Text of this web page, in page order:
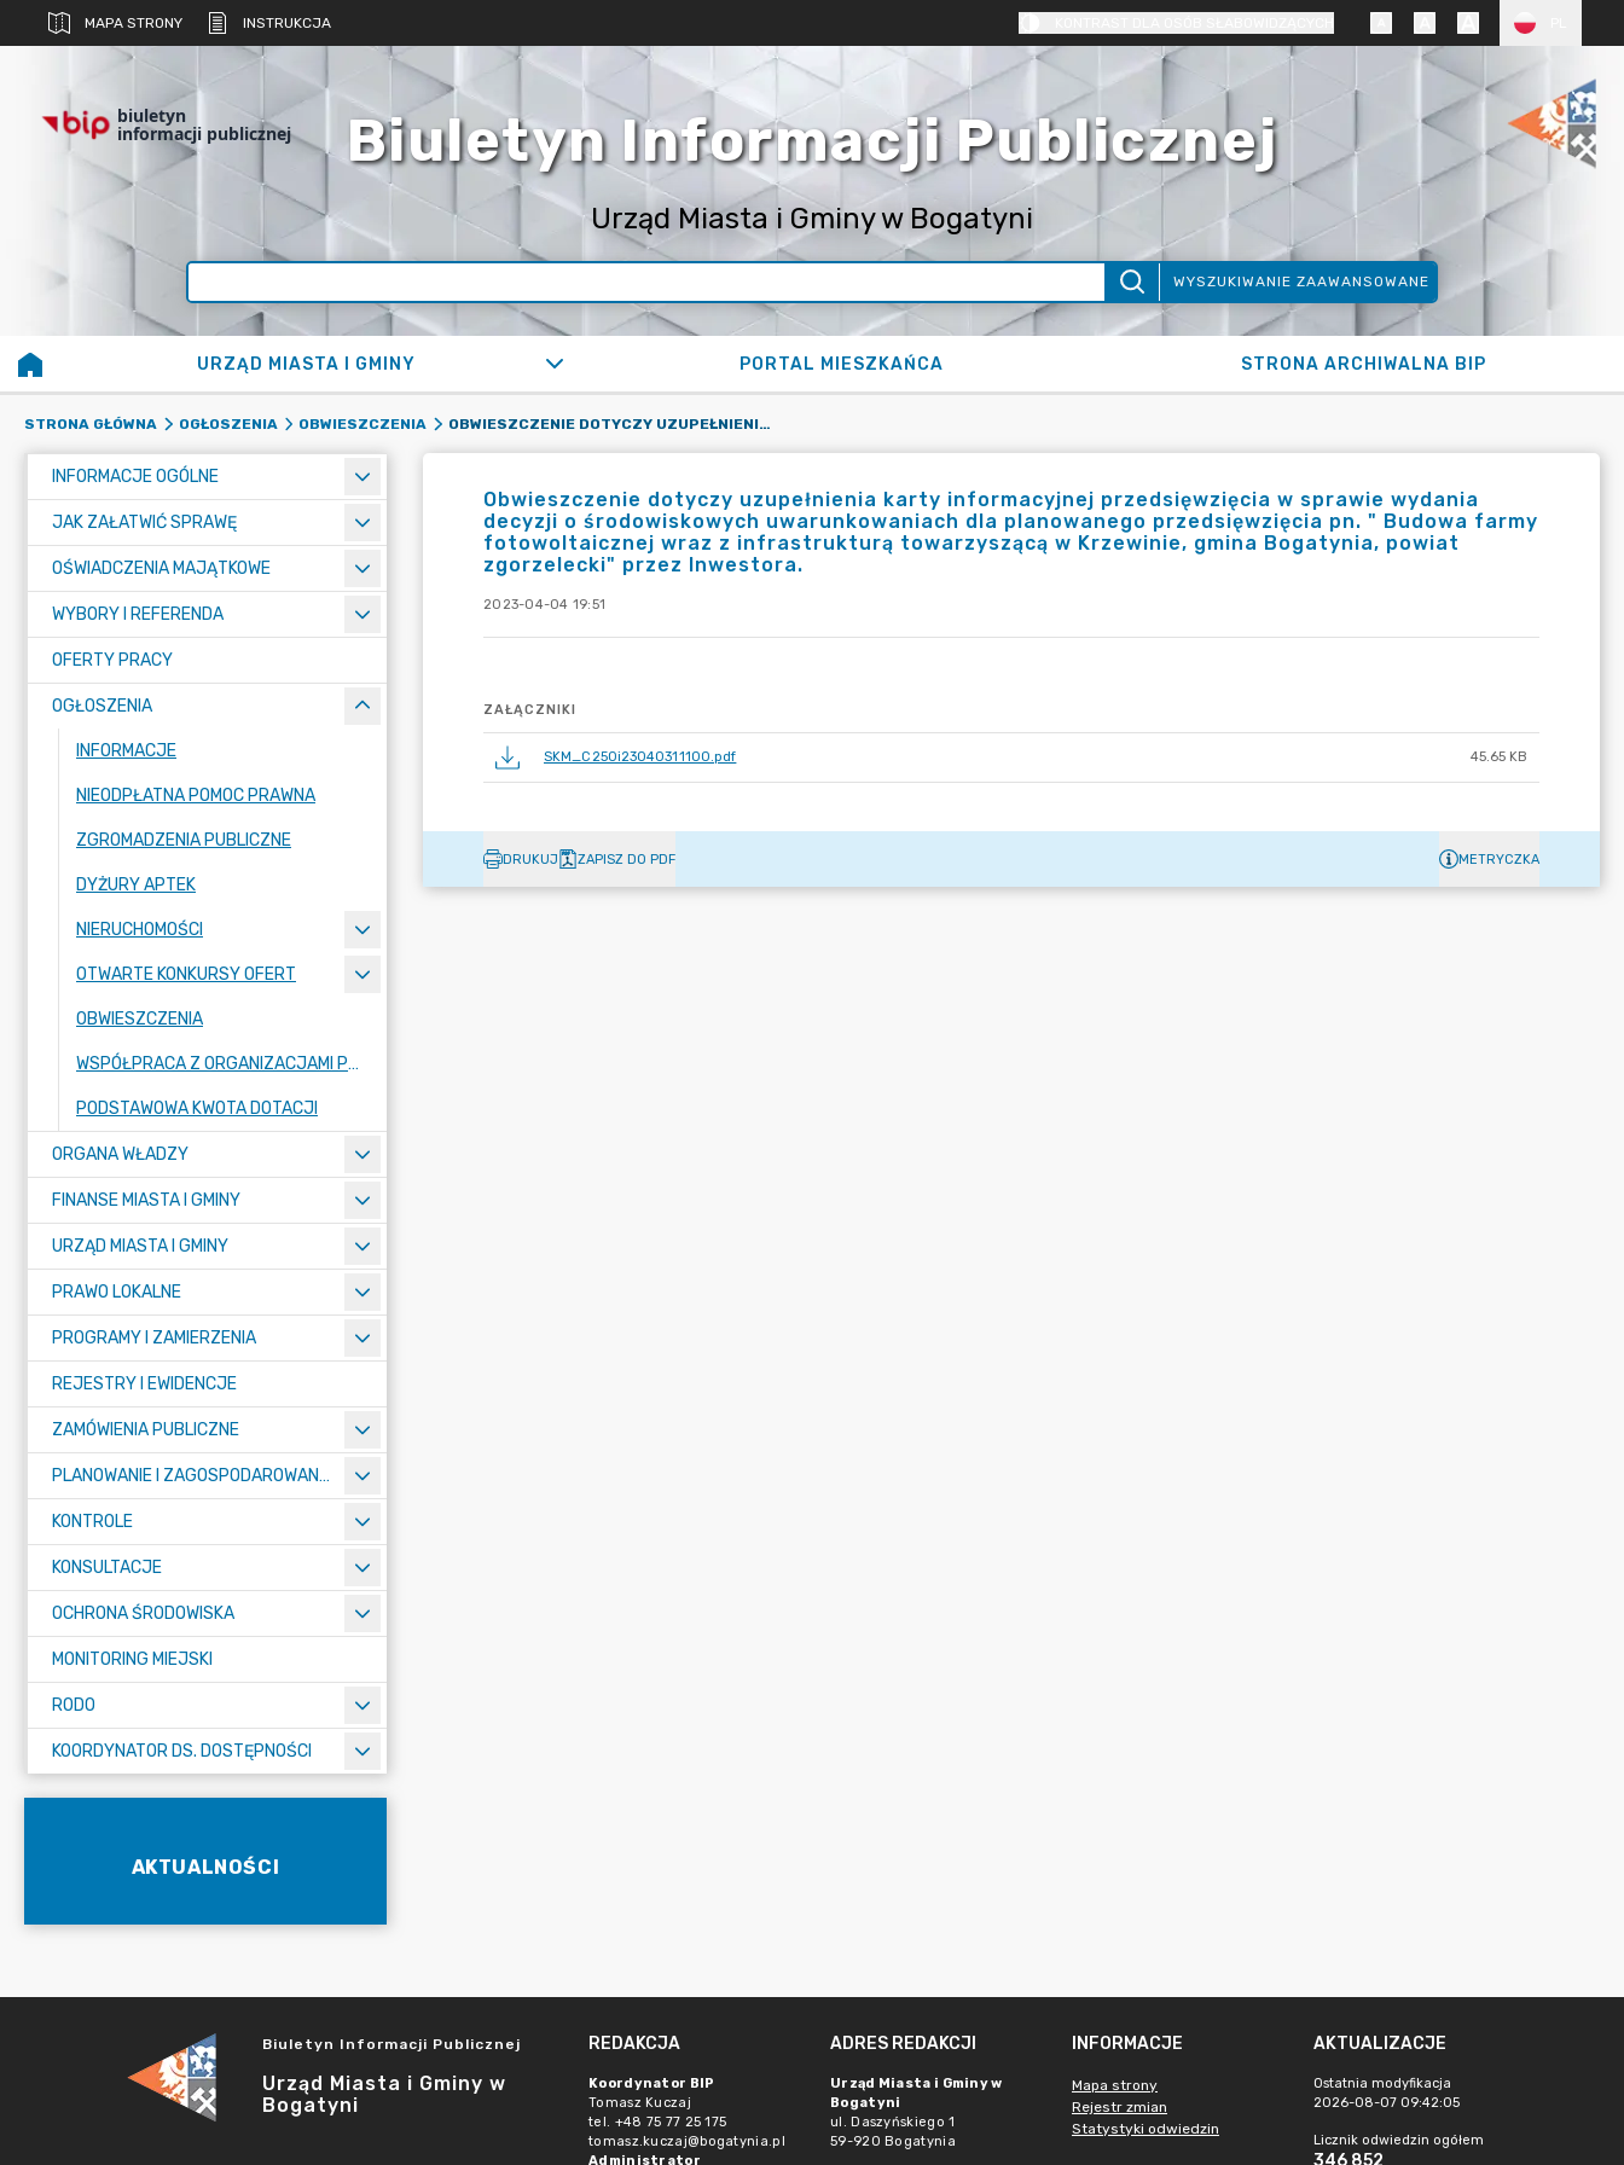
MAPA STRONY INSTRUKCJA
biuletyn
informacji publicznej Biuletyn Informacji Publicznej
Urząd Miasta i Gminy w Bogatyni
WYSZUKIWANIE ZAAWANSOWANE
URZĄD MIASTA I GMINY PORTAL MIESZKAŃCA STRONA ARCHIWALNA BIP
STRONA GŁÓWNA OGŁOSZENIA OBWIESZCZENIA OBWIESZCZENIE DOTYCZY UZUPEŁNIENIA KARTY INFORMACYJNEJ PRZEDSIĘWZIĘCIA W SPRAWIE WYDANIA DECYZJI O ŚRODOWISKOWYCH UWARUNKOWANIACH DLA PLANOWANEGO PRZEDSIĘWZIĘCIA PN. " BUDOWA FARMY FOTOWOLTAICZNEJ WRAZ Z INFRASTRUKTURĄ TOWARZYSZĄCĄ W KRZEWINIE, GMINA BOGATYNIA, POWIAT ZGORZELECKI" PRZEZ INWESTORA.
INFORMACJE OGÓLNE
JAK ZAŁATWIĆ SPRAWĘ
OŚWIADCZENIA MAJĄTKOWE
WYBORY I REFERENDA
OFERTY PRACY
OGŁOSZENIA
INFORMACJE
NIEODPŁATNA POMOC PRAWNA
ZGROMADZENIA PUBLICZNE
DYŻURY APTEK
NIERUCHOMOŚCI
OTWARTE KONKURSY OFERT
OBWIESZCZENIA
WSPÓŁPRACA Z ORGANIZACJAMI POZARZĄDOWYMI
PODSTAWOWA KWOTA DOTACJI
ORGANA WŁADZY
FINANSE MIASTA I GMINY
URZĄD MIASTA I GMINY
PRAWO LOKALNE
PROGRAMY I ZAMIERZENIA
REJESTRY I EWIDENCJE
ZAMÓWIENIA PUBLICZNE
PLANOWANIE I ZAGOSPODAROWANIE PRZESTRZENNE
KONTROLE
KONSULTACJE
OCHRONA ŚRODOWISKA
MONITORING MIEJSKI
RODO
KOORDYNATOR DS. DOSTĘPNOŚCI
AKTUALNOŚCI
Obwieszczenie dotyczy uzupełnienia karty informacyjnej przedsięwzięcia w sprawie wydania
decyzji o środowiskowych uwarunkowaniach dla planowanego przedsięwzięcia pn. " Budowa farmy
fotowoltaicznej wraz z infrastrukturą towarzyszącą w Krzewinie, gmina Bogatynia, powiat
zgorzelecki" przez Inwestora.
2023-04-04 19:51
ZAŁĄCZNIKI
SKM_C250i23040311100.pdf 45.65 KB
DRUKUJ ZAPISZ DO PDF METRYCZKA
Biuletyn Informacji Publicznej
Urząd Miasta i Gminy w
Bogatyni
REDAKCJA
Koordynator BIP
Tomasz Kuczaj
tel. +48 75 77 25 175
tomasz.kuczaj@bogatynia.pl
Administrator
ADRES REDAKCJI
Urząd Miasta i Gminy w
Bogatyni
ul. Daszyńskiego 1
59-920 Bogatynia
INFORMACJE
Mapa strony
Rejestr zmian
Statystyki odwiedzin
AKTUALIZACJE
Ostatnia modyfikacja
2026-08-07 09:42:05
Licznik odwiedzin ogółem
346 852